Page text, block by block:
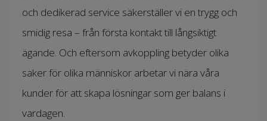
och dedikerad service säkerställer vi en trygg och
smidig resa – från första kontakt till långsiktigt
ägande. Och eftersom avkoppling betyder olika
saker för olika människor arbetar vi nära våra
kunder för att skapa lösningar som ger balans i
vardagen.